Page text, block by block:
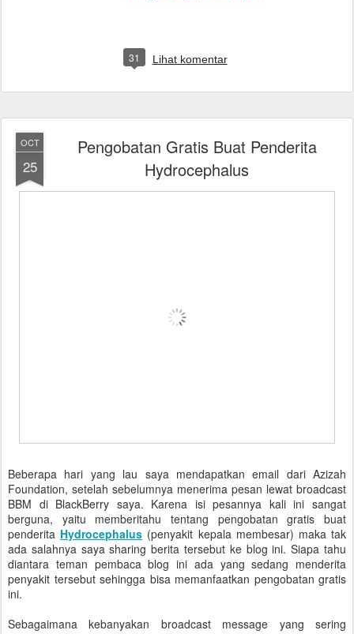
31 Lihat komentar
OCT
25
Pengobatan Gratis Buat Penderita
Hydrocephalus
Beberapa hari yang lau saya mendapatkan email dari Azizah
Foundation, setelah sebelumnya menerima pesan lewat broadcast
BBM di BlackBerry saya. Karena isi pesannya kali ini sangat
berguna, yaitu memberitahu tentang pengobatan gratis buat
penderita Hydrocephalus (penyakit kepala membesar) maka tak
ada salahnya saya sharing berita tersebut ke blog ini. Siapa tahu
diantara teman pembaca blog ini ada yang sedang menderita
penyakit tersebut sehingga bisa memanfaatkan pengobatan gratis
ini.
Sebagaimana kebanyakan broadcast message yang sering